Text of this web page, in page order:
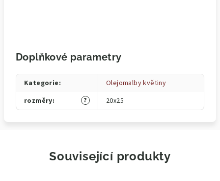
Doplňkové parametry
Kategorie:
Olejomalby květiny
?
rozměry: 20x25
Související produkty